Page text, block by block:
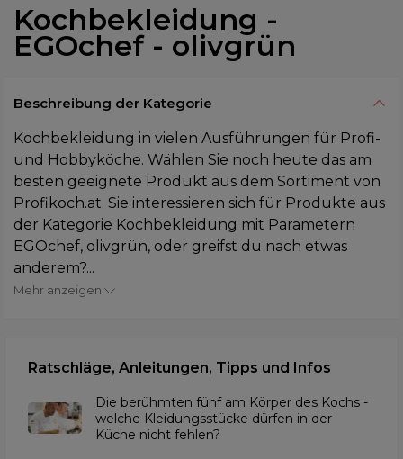
Kochbekleidung -
EGOchef - olivgrün
Beschreibung der Kategorie
Kochbekleidung in vielen Ausführungen für Profi-
und Hobbyköche. Wählen Sie noch heute das am
besten geeignete Produkt aus dem Sortiment von
Profikoch.at. Sie interessieren sich für Produkte aus
der Kategorie Kochbekleidung mit Parametern
EGOchef, olivgrün, oder greifst du nach etwas
anderem?...
Mehr anzeigen
Ratschläge, Anleitungen, Tipps und Infos
Die berühmten fünf am Körper des Kochs -
welche Kleidungsstücke dürfen in der
Küche nicht fehlen?